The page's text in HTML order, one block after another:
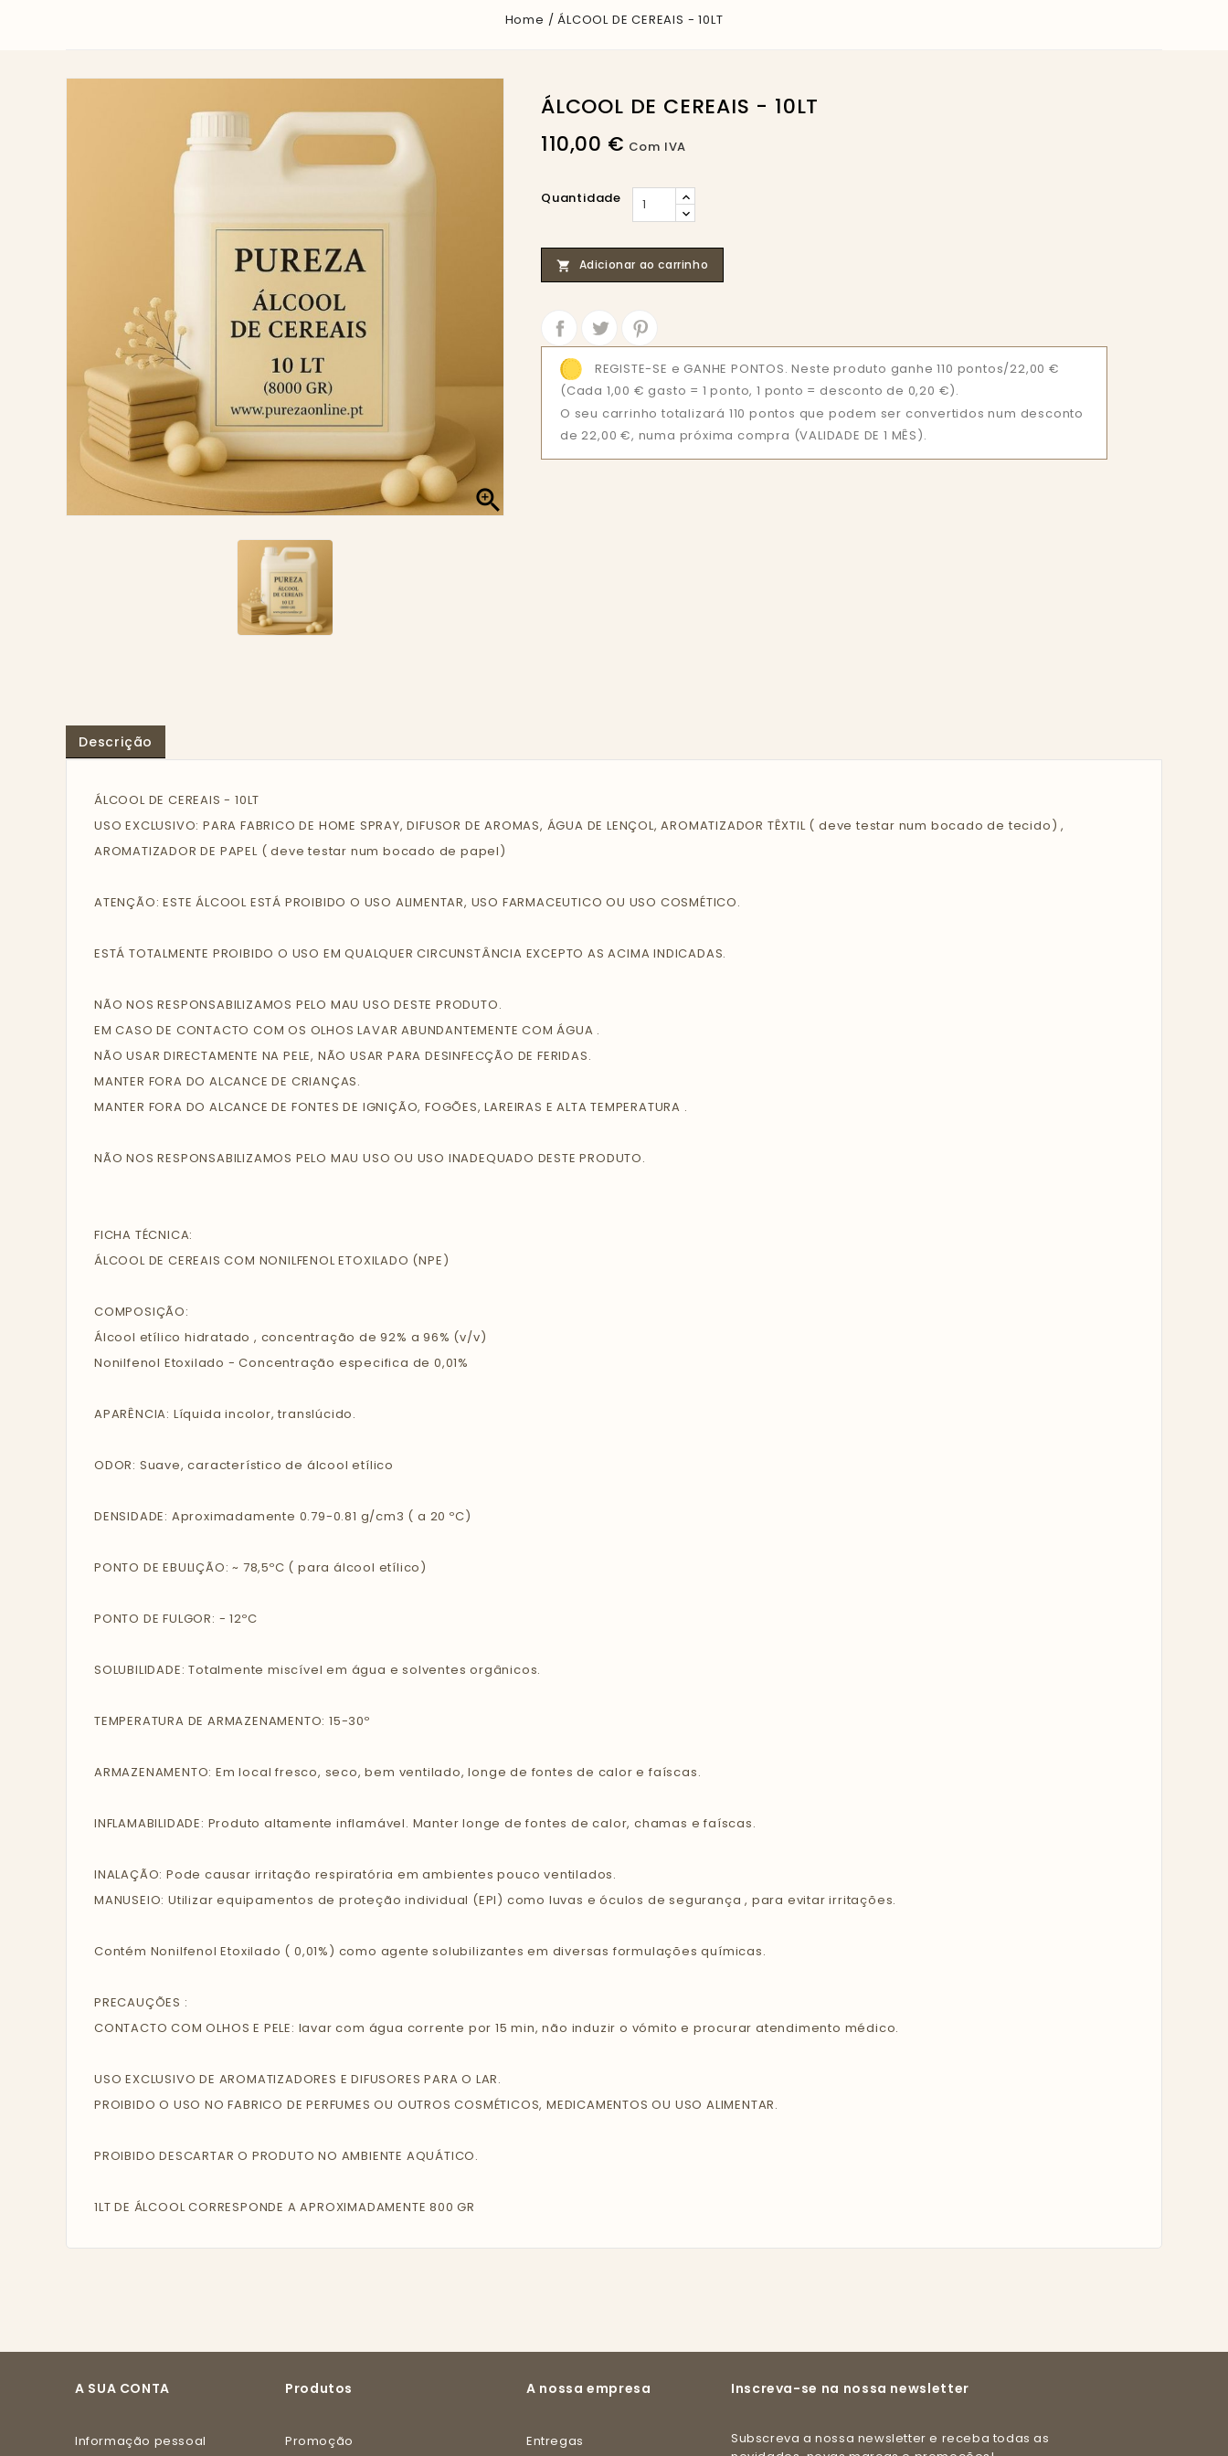
Home ÁLCOOL DE CEREAIS - 10LT

ÁLCOOL DE CEREAIS - 10LT
110,00 €
Com IVA
Quantidade
 Adicionar ao carrinho
REGISTE-SE e GANHE PONTOS. Neste produto ganhe 110 pontos/22,00 €
(Cada 1,00 € gasto = 1 ponto, 1 ponto = desconto de 0,20 €).
O seu carrinho totalizará 110 pontos que podem ser convertidos num desconto
de 22,00 €, numa próxima compra (VALIDADE DE 1 MÊS).
Descrição
ÁLCOOL DE CEREAIS - 10LT
USO EXCLUSIVO: PARA FABRICO DE HOME SPRAY, DIFUSOR DE AROMAS, ÁGUA DE LENÇOL, AROMATIZADOR TÊXTIL ( deve testar num bocado de tecido) ,
AROMATIZADOR DE PAPEL ( deve testar num bocado de papel)
ATENÇÃO: ESTE ÁLCOOL ESTÁ PROIBIDO O USO ALIMENTAR, USO FARMACEUTICO OU USO COSMÉTICO.
ESTÁ TOTALMENTE PROIBIDO O USO EM QUALQUER CIRCUNSTÂNCIA EXCEPTO AS ACIMA INDICADAS.
NÃO NOS RESPONSABILIZAMOS PELO MAU USO DESTE PRODUTO.
EM CASO DE CONTACTO COM OS OLHOS LAVAR ABUNDANTEMENTE COM ÁGUA .
NÃO USAR DIRECTAMENTE NA PELE, NÃO USAR PARA DESINFECÇÃO DE FERIDAS.
MANTER FORA DO ALCANCE DE CRIANÇAS.
MANTER FORA DO ALCANCE DE FONTES DE IGNIÇÃO, FOGÕES, LAREIRAS E ALTA TEMPERATURA .
NÃO NOS RESPONSABILIZAMOS PELO MAU USO OU USO INADEQUADO DESTE PRODUTO.
FICHA TÉCNICA:
ÁLCOOL DE CEREAIS COM NONILFENOL ETOXILADO (NPE)
COMPOSIÇÃO:
Álcool etílico hidratado , concentração de 92% a 96% (v/v)
Nonilfenol Etoxilado - Concentração especifica de 0,01%
APARÊNCIA: Líquida incolor, translúcido.
ODOR: Suave, característico de álcool etílico
DENSIDADE: Aproximadamente 0.79-0.81 g/cm3 ( a 20 ºC)
PONTO DE EBULIÇÃO: ~ 78,5ºC ( para álcool etílico)
PONTO DE FULGOR: - 12ºC
SOLUBILIDADE: Totalmente miscível em água e solventes orgânicos.
TEMPERATURA DE ARMAZENAMENTO: 15-30º
ARMAZENAMENTO: Em local fresco, seco, bem ventilado, longe de fontes de calor e faíscas.
INFLAMABILIDADE: Produto altamente inflamável. Manter longe de fontes de calor, chamas e faíscas.
INALAÇÃO: Pode causar irritação respiratória em ambientes pouco ventilados.
MANUSEIO: Utilizar equipamentos de proteção individual (EPI) como luvas e óculos de segurança , para evitar irritações.
Contém Nonilfenol Etoxilado ( 0,01%) como agente solubilizantes em diversas formulações químicas.
PRECAUÇÕES :
CONTACTO COM OLHOS E PELE: lavar com água corrente por 15 min, não induzir o vómito e procurar atendimento médico.
USO EXCLUSIVO DE AROMATIZADORES E DIFUSORES PARA O LAR.
PROIBIDO O USO NO FABRICO DE PERFUMES OU OUTROS COSMÉTICOS, MEDICAMENTOS OU USO ALIMENTAR.
PROIBIDO DESCARTAR O PRODUTO NO AMBIENTE AQUÁTICO.
1LT DE ÁLCOOL CORRESPONDE A APROXIMADAMENTE 800 GR
A SUA CONTA
Informação pessoal
Inscreva-se na nossa newsletter
Subscreva a nossa newsletter e receba todas as
Produtos
Promoção
A nossa empresa
Entregas